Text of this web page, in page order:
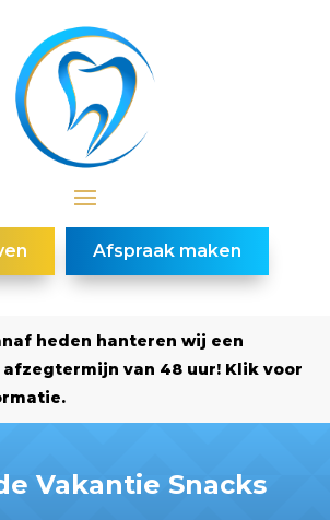
Afspraak maken
heden hanteren wij een
van 48 uur! Klik voor
Vakantie Snacks